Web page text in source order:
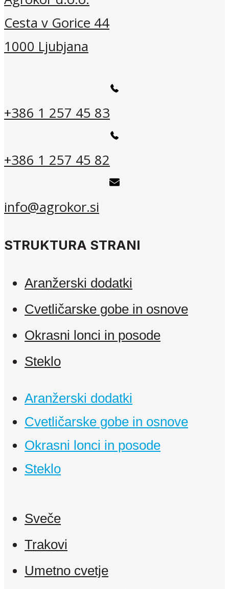
Cesta v Gorice 44
1000 Ljubjana
+386 1 257 45 83
+386 1 257 45 82
info@agrokor.si
STRUKTURA STRANI
Aranžerski dodatki
Cvetličarske gobe in osnove
Okrasni lonci in posode
Steklo
Aranžerski dodatki
Cvetličarske gobe in osnove
Okrasni lonci in posode
Steklo
Sveče
Trakovi
Umetno cvetje